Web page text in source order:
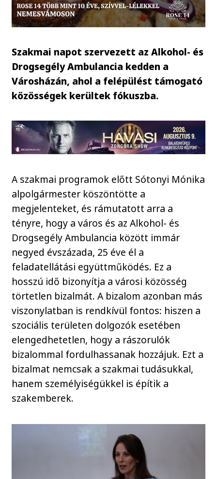
Szakmai napot szervezett az Alkohol- és
Drogsegély Ambulancia kedden a
Városházán, ahol a felépülést támogató
közösségek kerültek fókuszba.
A szakmai programok előtt Sótonyi Mónika
alpolgármester köszöntötte a
megjelenteket, és rámutatott arra a
tényre, hogy a város és az Alkohol- és
Drogsegély Ambulancia között immár
negyed évszázada, 25 éve él a
feladatellátási együttműködés. Ez a
hosszú idő bizonyítja a városi közösség
törtetlen bizalmát. A bizalom azonban más
viszonylatban is rendkívül fontos: hiszen a
szociális területen dolgozók esetében
elengedhetetlen, hogy a rászorulók
bizalommal fordulhassanak hozzájuk. Ezt a
bizalmat nemcsak a szakmai tudásukkal,
hanem személyiségükkel is építik a
szakemberek.